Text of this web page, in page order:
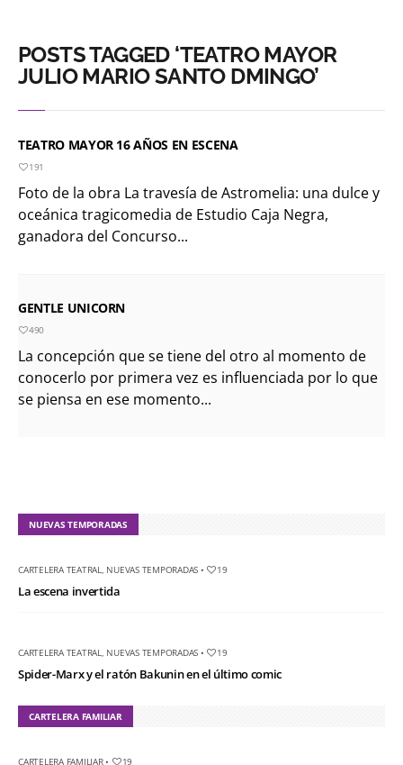
POSTS TAGGED ‘TEATRO MAYOR
JULIO MARIO SANTO DMINGO’
TEATRO MAYOR 16 AÑOS EN ESCENA
191
Foto de la obra La travesía de Astromelia: una dulce y
oceánica tragicomedia de Estudio Caja Negra,
ganadora del Concurso...
GENTLE UNICORN
490
La concepción que se tiene del otro al momento de
conocerlo por primera vez es influenciada por lo que
se piensa en ese momento...
NUEVAS TEMPORADAS
CARTELERA TEATRAL NUEVAS TEMPORADAS • 19
La escena invertida
CARTELERA TEATRAL NUEVAS TEMPORADAS • 19
Spider-Marx y el ratón Bakunin en el último comic
CARTELERA FAMILIAR
CARTELERA FAMILIAR• 19